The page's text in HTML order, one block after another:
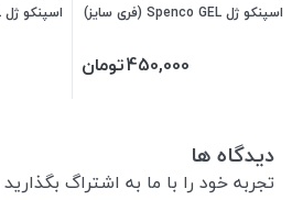
اسپنکو ژل Spenco GEL (فری سایز)
450,000تومان
دیدگاه ها
تجربه خود را با ما به اشتراگ بگذارید